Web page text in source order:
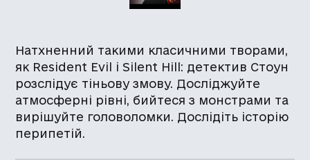
Натхненний такими класичними творами,
як Resident Evil і Silent Hill: детектив Стоун
розслідує тіньову змову. Досліджуйте
атмосферні рівні, бийтеся з монстрами та
вирішуйте головоломки. Дослідіть історію
перипетій.